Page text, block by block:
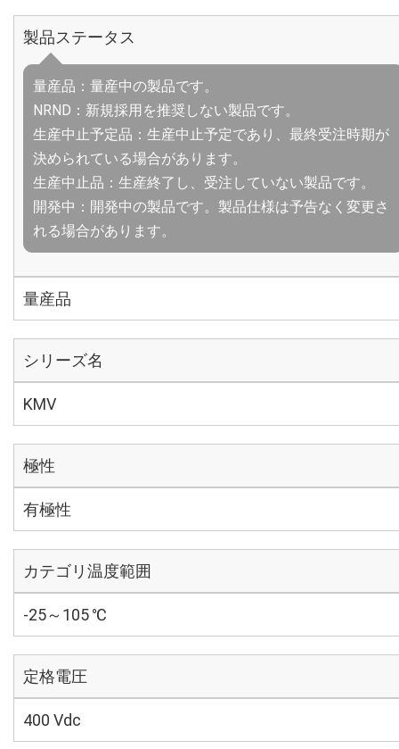
製品ステータス
量産品：量産中の製品です。
NRND：新規採用を推奨しない製品です。
生産中止予定品：生産中止予定であり、最終受注時期が
決められている場合があります。
生産中止品：生産終了し、受注していない製品です。
開発中：開発中の製品です。製品仕様は予告なく変更さ
れる場合があります。
量産品
シリーズ名
KMV
極性
有極性
カテゴリ温度範囲
-25～105 ℃
定格電圧
400 Vdc